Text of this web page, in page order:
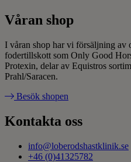
Våran shop
I våran shop har vi försäljning av
fodertillskott som Only Good
Protexin, delar av Equistros
Prahl/Saracen.
Besök shopen
Kontakta oss
info@loberodshastklinik.se
+46 (0)41325782